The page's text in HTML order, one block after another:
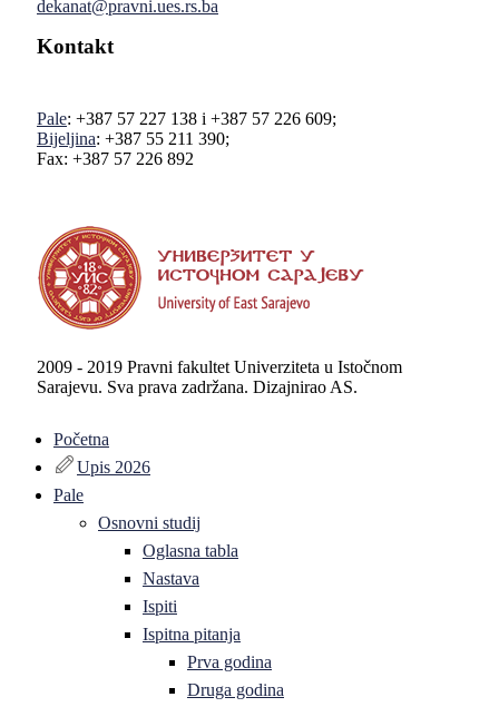
dekanat@pravni.ues.rs.ba
Kontakt
Pale: +387 57 227 138 i +387 57 226 609;
Bijeljina: +387 55 211 390;
Fax: +387 57 226 892
2009 - 2019 Pravni fakultet Univerziteta u Istočnom
Sarajevu. Sva prava zadržana. Dizajnirao AS.
Početna
Upis 2026
Pale
Osnovni studij
Oglasna tabla
Nastava
Ispiti
Ispitna pitanja
Prva godina
Druga godina